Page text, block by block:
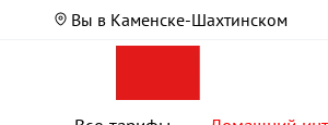
Вы в Каменске-Шахтинском